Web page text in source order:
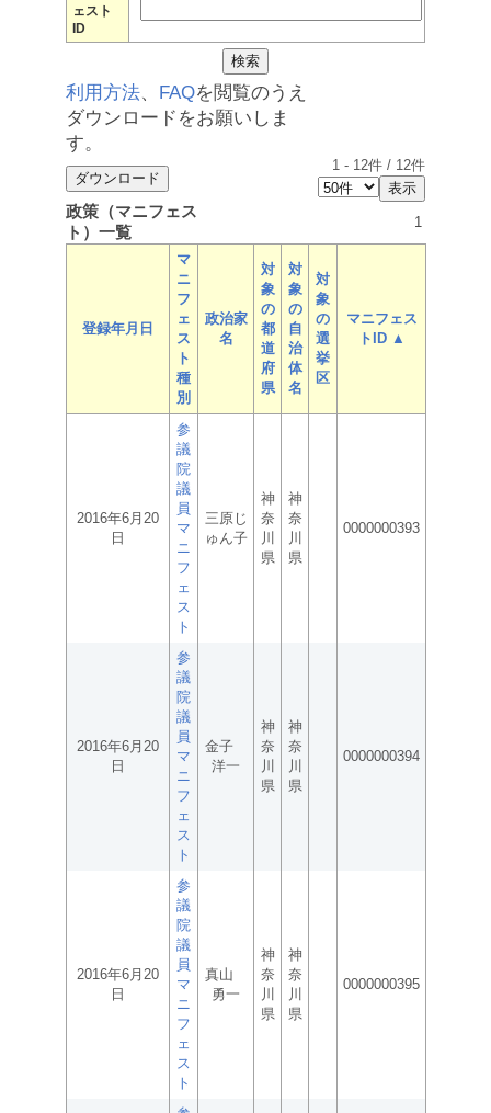
ェスト
ID
利用方法、 FAQを閲覧のうえ
ダウンロードをお願いしま
す。
1 - 12件 / 12件
政策（マニフェス
ト）一覧
1
登録年月日
マ
ニ
フ
ェ
ス
ト
種
別
政治家
名
対
象
の
都
道
府
県
対
象
の
自
治
体
名
対
象
の
選
挙
区
マニフェス
トID ▲
2016年6月20
日
参
議
院
議
員
マ
ニ
フ
ェ
ス
ト
三原じ
ゅん子
神
奈
川
県
神
奈
川
県
0000000393
2016年6月20
日
参
議
院
議
員
マ
ニ
フ
ェ
ス
ト
金子
洋一
神
奈
川
県
神
奈
川
県
0000000394
2016年6月20
日
参
議
院
議
員
マ
ニ
フ
ェ
ス
ト
真山
勇一
神
奈
川
県
神
奈
川
県
0000000395